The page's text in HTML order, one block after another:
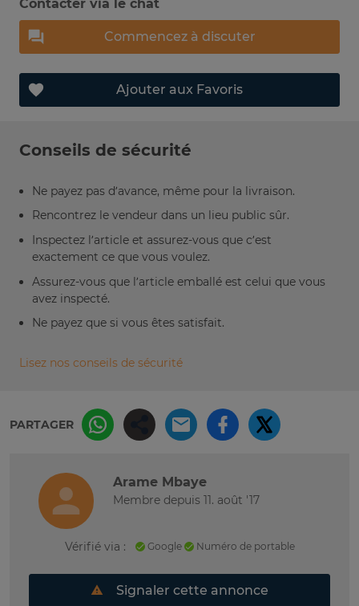
Contacter via le chat
Commencez à discuter
Ajouter aux Favoris
Conseils de sécurité
Ne payez pas d’avance, même pour la livraison.
Rencontrez le vendeur dans un lieu public sûr.
Inspectez l’article et assurez-vous que c’est
exactement ce que vous voulez.
Assurez-vous que l’article emballé est celui que vous
avez inspecté.
Ne payez que si vous êtes satisfait.
Lisez nos conseils de sécurité
PARTAGER
Arame Mbaye
Membre depuis 11. août '17
Vérifié via : Google Numéro de portable
Signaler cette annonce